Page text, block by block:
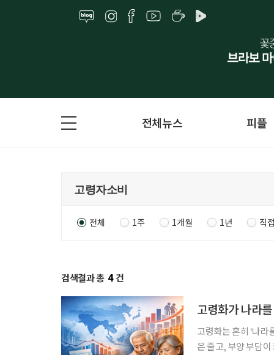
전체뉴스 피플
전체 1주 1개월 1년 직
검색결과 총 4 건
고령화가 나라
고령화는 흔히 ‘나
은 줄고, 부양 부담